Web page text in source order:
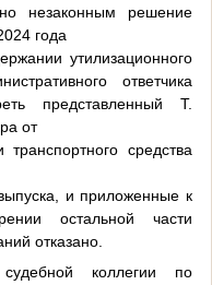
незаконным решение
года
утилизационного
ответчика
представленный Т.
от
средства
и приложенные к
остальной части
отказано.
коллегии по